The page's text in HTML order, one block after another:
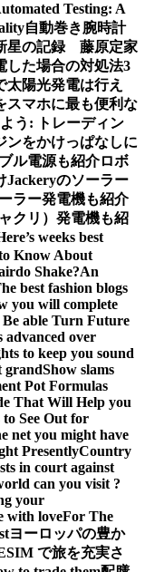
Testing: A
自動巻き腕時計
星の記録 藤原定家
した場合の対処法3
太陽光発電は行え
スマホに最も便利な
う: トレーディン
ンをかけっぱなしに
ル電源も紹介ロボ
Jackeryのソーラー
ラー発電機も紹介
クリ）発電機も紹
weeks best
Know About
Shake?An
best fashion blogs
you will complete
Be able Turn Future
advanced over
to keep you sound
grandShow slams
Pot Formulas
That Will Help you
See Out for
net you might have
PresentlyCountry
in court against
can you visit ?
your
with loveFor The
ヨーロッパの豊か
で旅を充実さ